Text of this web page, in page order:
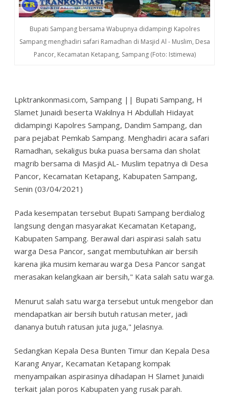
Bupati Sampang bersama Wabupnya didampingi Kapolres
Sampang menghadiri safari Ramadhan di Masjid Al - Muslim, Desa
Pancor, Kecamatan Ketapang, Sampang (Foto: Istimewa)
Lpktrankonmasi.com, Sampang || Bupati Sampang, H
Slamet Junaidi beserta Wakilnya H Abdullah Hidayat
didampingi Kapolres Sampang, Dandim Sampang, dan
para pejabat Pemkab Sampang. Menghadiri acara safari
Ramadhan, sekaligus buka puasa bersama dan sholat
magrib bersama di Masjid AL- Muslim tepatnya di Desa
Pancor, Kecamatan Ketapang, Kabupaten Sampang,
Senin (03/04/2021)
Pada kesempatan tersebut Bupati Sampang berdialog
langsung dengan masyarakat Kecamatan Ketapang,
Kabupaten Sampang. Berawal dari aspirasi salah satu
warga Desa Pancor, sangat membutuhkan air bersih
karena jika musim kemarau warga Desa Pancor sangat
merasakan kelangkaan air bersih," Kata salah satu warga.
Menurut salah satu warga tersebut untuk mengebor dan
mendapatkan air bersih butuh ratusan meter, jadi
dananya butuh ratusan juta juga," Jelasnya.
Sedangkan Kepala Desa Bunten Timur dan Kepala Desa
Karang Anyar, Kecamatan Ketapang kompak
menyampaikan aspirasinya dihadapan H Slamet Junaidi
terkait jalan poros Kabupaten yang rusak parah.